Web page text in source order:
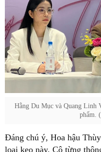
Hằng Du Mục và Quang Linh
phẩm.
Đáng chú ý, Hoa hậu
loại kẹo này. Cô từng